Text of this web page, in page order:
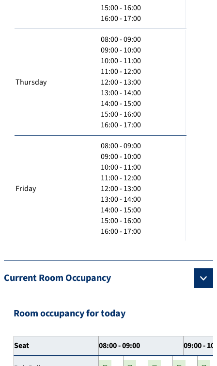
15:00 - 16:00
16:00 - 17:00
Thursday
08:00 - 09:00
09:00 - 10:00
10:00 - 11:00
11:00 - 12:00
12:00 - 13:00
13:00 - 14:00
14:00 - 15:00
15:00 - 16:00
16:00 - 17:00
Friday
08:00 - 09:00
09:00 - 10:00
10:00 - 11:00
11:00 - 12:00
12:00 - 13:00
13:00 - 14:00
14:00 - 15:00
15:00 - 16:00
16:00 - 17:00
Current Room Occupancy
Room occupancy for today
Seat 08:00 - 09:00 09:00 -